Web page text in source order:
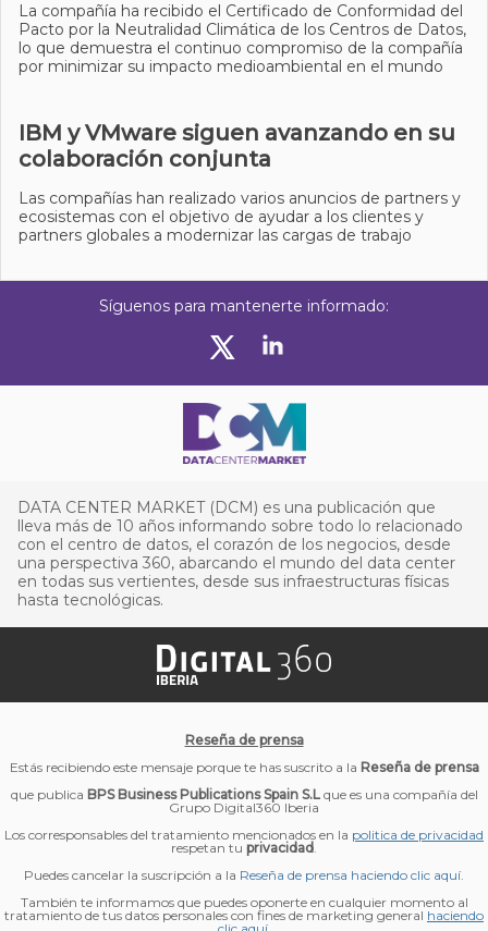
La compañía ha recibido el Certificado de Conformidad del
Pacto por la Neutralidad Climática de los Centros de Datos,
lo que demuestra el continuo compromiso de la compañía
por minimizar su impacto medioambiental en el mundo
IBM y VMware siguen avanzando en su
colaboración conjunta
Las compañías han realizado varios anuncios de partners y
ecosistemas con el objetivo de ayudar a los clientes y
partners globales a modernizar las cargas de trabajo
Síguenos para mantenerte informado:
DATA CENTER MARKET (DCM) es una publicación que
lleva más de 10 años informando sobre todo lo relacionado
con el centro de datos, el corazón de los negocios, desde
una perspectiva 360, abarcando el mundo del data center
en todas sus vertientes, desde sus infraestructuras físicas
hasta tecnológicas.
Reseña de prensa
Estás recibiendo este mensaje porque te has suscrito a la Reseña de prensa
que publica BPS Business Publications Spain S.Lque es una compañía del
Grupo Digital360 Iberia
Los corresponsables del tratamiento mencionados en la politica de privacidad
respetan tu privacidad.
Puedes cancelar la suscripción a la Reseña de prensa haciendo clic aquí.
También te informamos que puedes oponerte en cualquier momento al
tratamiento de tus datos personales con fines de marketing general haciendo